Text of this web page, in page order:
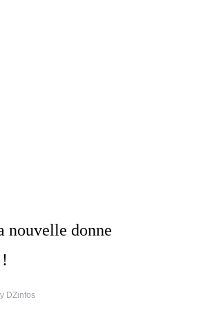
nouvelle donne
DZinfos